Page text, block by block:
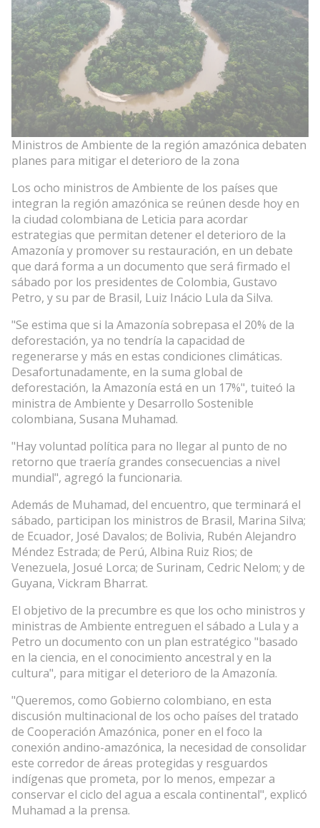
Ministros de Ambiente de la región amazónica debaten
planes para mitigar el deterioro de la zona
Los ocho ministros de Ambiente de los países que
integran la región amazónica se reúnen desde hoy en
la ciudad colombiana de Leticia para acordar
estrategias que permitan detener el deterioro de la
Amazonía y promover su restauración, en un debate
que dará forma a un documento que será firmado el
sábado por los presidentes de Colombia, Gustavo
Petro, y su par de Brasil, Luiz Inácio Lula da Silva.
"Se estima que si la Amazonía sobrepasa el 20% de la
deforestación, ya no tendría la capacidad de
regenerarse y más en estas condiciones climáticas.
Desafortunadamente, en la suma global de
deforestación, la Amazonía está en un 17%", tuiteó la
ministra de Ambiente y Desarrollo Sostenible
colombiana, Susana Muhamad.
"Hay voluntad política para no llegar al punto de no
retorno que traería grandes consecuencias a nivel
mundial", agregó la funcionaria.
Además de Muhamad, del encuentro, que terminará el
sábado, participan los ministros de Brasil, Marina Silva;
de Ecuador, José Davalos; de Bolivia, Rubén Alejandro
Méndez Estrada; de Perú, Albina Ruiz Rios; de
Venezuela, Josué Lorca; de Surinam, Cedric Nelom; y de
Guyana, Vickram Bharrat.
El objetivo de la precumbre es que los ocho ministros y
ministras de Ambiente entreguen el sábado a Lula y a
Petro un documento con un plan estratégico "basado
en la ciencia, en el conocimiento ancestral y en la
cultura", para mitigar el deterioro de la Amazonía.
"Queremos, como Gobierno colombiano, en esta
discusión multinacional de los ocho países del tratado
de Cooperación Amazónica, poner en el foco la
conexión andino-amazónica, la necesidad de consolidar
este corredor de áreas protegidas y resguardos
indígenas que prometa, por lo menos, empezar a
conservar el ciclo del agua a escala continental", explicó
Muhamad a la prensa.